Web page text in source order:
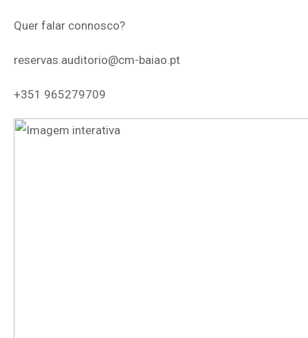
Quer falar connosco?
reservas.auditorio@cm-baiao.pt
+351 965279709